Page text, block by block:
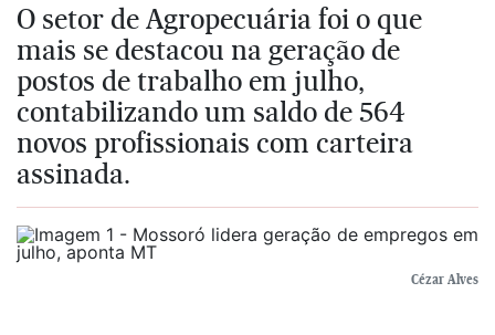
O setor de Agropecuária foi o que
mais se destacou na geração de
postos de trabalho em julho,
contabilizando um saldo de 564
novos profissionais com carteira
assinada.
Cézar Alves